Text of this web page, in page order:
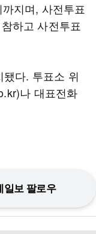
지며, 사전투표
하고 사전투표
다. 투표소 위
나 대표전화
일보 팔로우